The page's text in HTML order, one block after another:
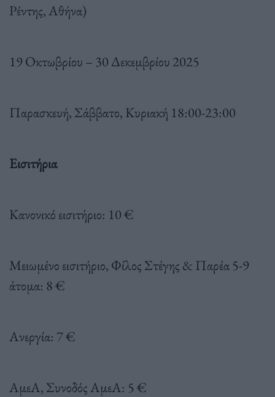
Ρέντης, Αθήνα)
19 Οκτωβρίου – 30 Δεκεμβρίου 2025
Παρασκευή, Σάββατο, Κυριακή 18:00-23:00
Εισιτήρια
Κανονικό εισιτήριο: 10 €
Μειωμένο εισιτήριο, Φίλος Στέγης & Παρέα 5-9
άτομα: 8 €
Ανεργία: 7 €
ΑμεΑ, Συνοδός ΑμεΑ: 5 €